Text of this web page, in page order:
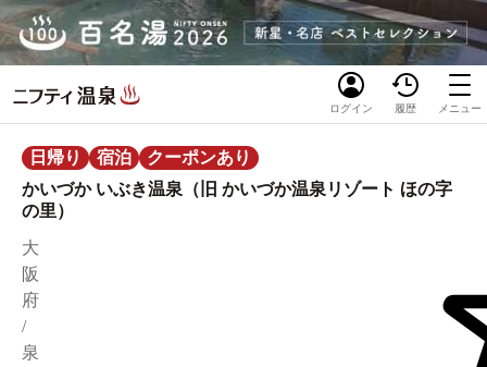
ログイン 履歴 メニュー
日帰り 宿泊
クーポンあり
かいづか いぶき温泉（旧 かいづか温泉リゾート ほの字
の里）
大
阪
府
/
泉